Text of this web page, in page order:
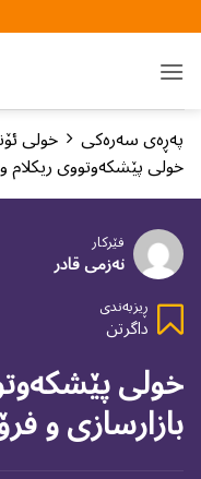
to
content
پەڕەی سەرەکی
خولی
خولی پێشكەوتووی
فێركار
نەزمی قادر
ڕیزبەندی
داگرتن
خولی
بازارسازی و